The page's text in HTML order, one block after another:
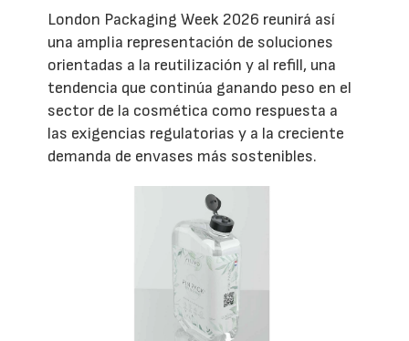
London Packaging Week 2026 reunirá así
una amplia representación de soluciones
orientadas a la reutilización y al refill, una
tendencia que continúa ganando peso en el
sector de la cosmética como respuesta a
las exigencias regulatorias y a la creciente
demanda de envases más sostenibles.